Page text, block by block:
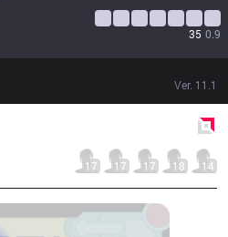
35 0.9
Ver. 11.1
17 17 17 18 14